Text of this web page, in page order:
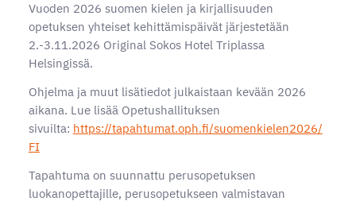
Vuoden 2026 suomen kielen ja kirjallisuuden
opetuksen yhteiset kehittämispäivät järjestetään
2.-3.11.2026 Original Sokos Hotel Triplassa
Helsingissä.
Ohjelma ja muut lisätiedot julkaistaan kevään 2026
aikana. Lue lisää Opetushallituksen
sivuilta: https://tapahtumat.oph.fi/suomenkielen2026/
FI
Tapahtuma on suunnattu perusopetuksen
luokanopettajille, perusopetukseen valmistavan